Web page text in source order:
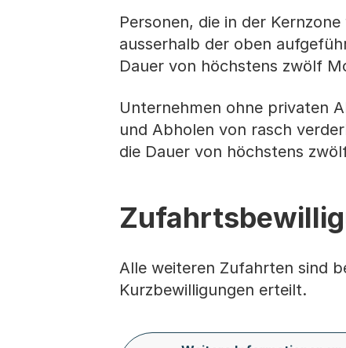
Personen, die in der
ausserhalb der oben
Dauer von höchstens zwölf
Unternehmen ohne privaten
und Abholen von rasch
die Dauer von höchstens
Alle weiteren Zufahrten sind
Kurzbewilligungen erteilt.